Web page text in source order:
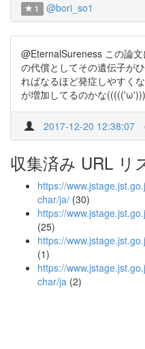
1 @bori_so1
@EternalSureness この論
の代償としてその遺伝子が
ればなるほど発症しやすく
が増加してるのかな
2017-12-20 12:38:07
収集済み URL リ
https://
char/ja/ (30)
https://
(25)
https://
(1)
https://
char/ja (2)